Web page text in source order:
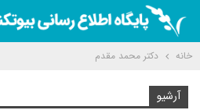
خانه دکتر محمد مقدم
آرشیو